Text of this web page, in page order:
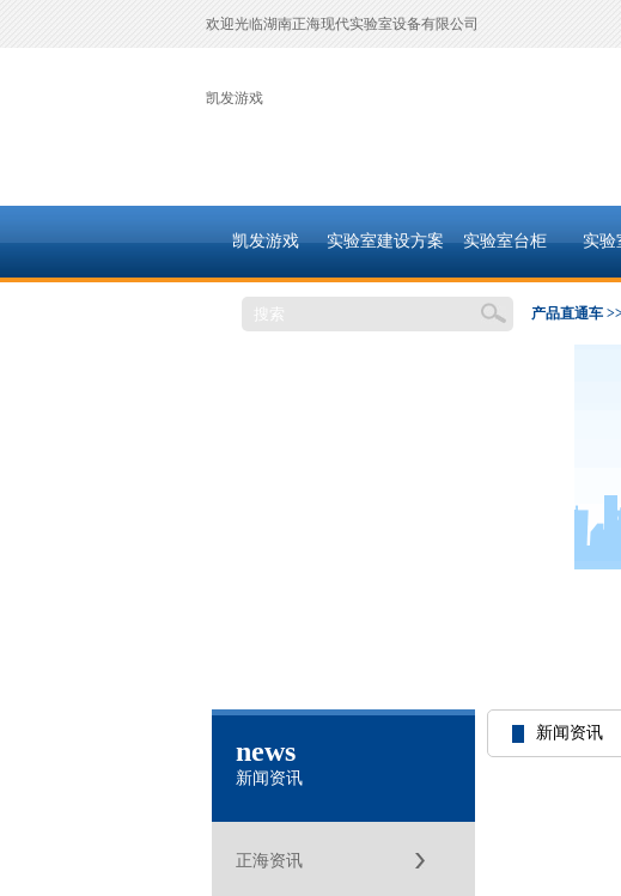
欢迎光临湖南正海现代实验室设备有限公司
凯发游戏
凯发游戏 实验室建设方案 实验室台柜 实验
产品直通车
news
新闻资讯
正海资讯
新闻资讯